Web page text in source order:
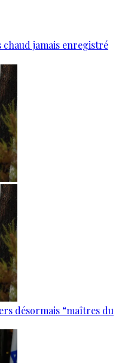
jamais enregistré
désormais “maîtres du